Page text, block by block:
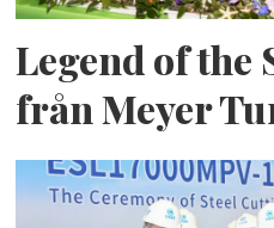
Legend of the
från Meyer